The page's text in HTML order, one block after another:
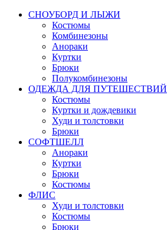
СНОУБОРД И ЛЫЖИ
Костюмы
Комбинезоны
Анораки
Куртки
Брюки
Полукомбинезоны
ОДЕЖДА ДЛЯ ПУТЕШЕСТВИЙ
Костюмы
Куртки и дождевики
Худи и толстовки
Брюки
СОФТШЕЛЛ
Анораки
Куртки
Брюки
Костюмы
ФЛИС
Худи и толстовки
Костюмы
Брюки